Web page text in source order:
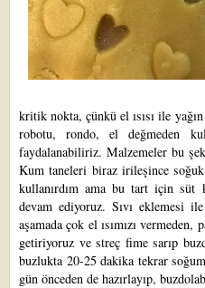
kritik nokta, çünkü el ısısı ile
robotu, rondo, el değmeden
faydalanabiliriz. Malzemeler bu
Kum taneleri biraz irileşince
kullanırdım ama bu tart için süt
devam ediyoruz. Sıvı eklemesi
aşamada çok el ısımızı
getiriyoruz ve streç fime sarıp
buzlukta 20-25 dakika tekrar
gün önceden de hazırlayıp,